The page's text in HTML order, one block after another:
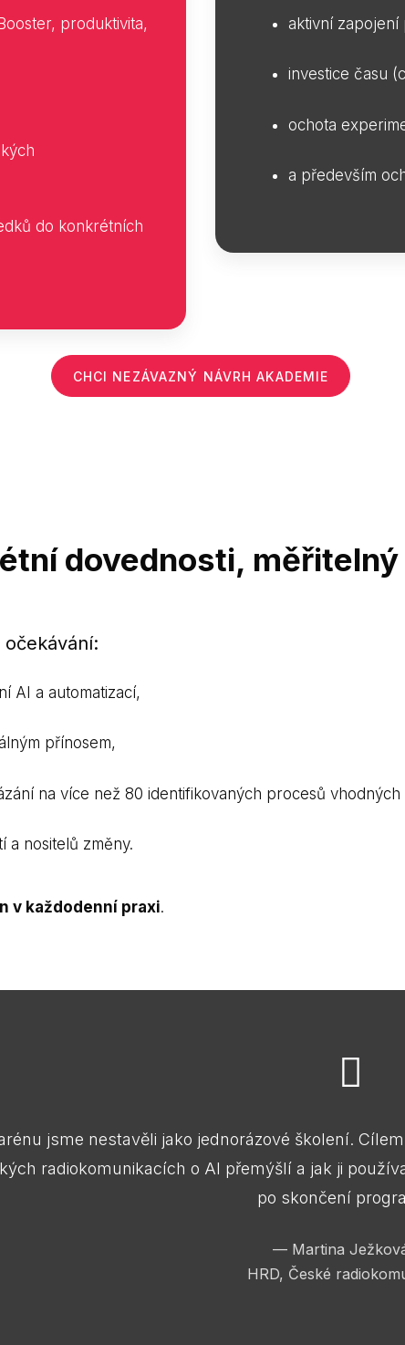
produktivita,
do konkrétních
aktivní zapojení
investice času
ochota
a především
CHCI NEZÁVAZNÝ NÁVRH AKADEMIE
dovednosti, měřitelný
AI a automatizací,
přínosem,
na více než 80 identifikovaných procesů vhodných
a nositelů změny.
v každodenní praxi.
jsme nestavěli jako jednorázové školení.
radiokomunikacích o AI přemýšlí a jak ji
po skončení
— Martina
HRD, České